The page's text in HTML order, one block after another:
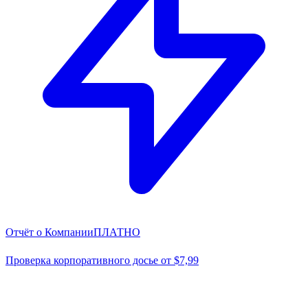
Отчёт о КомпанииПЛАТНО
Проверка корпоративного досье от $7,99